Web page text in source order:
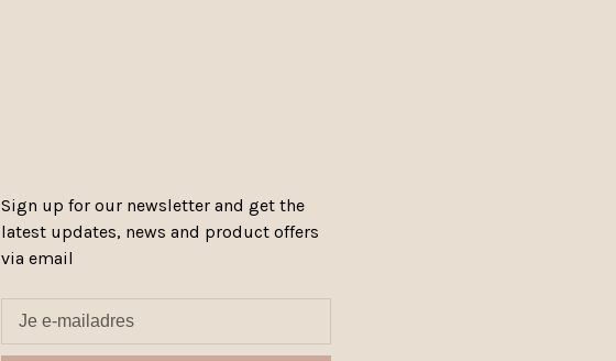
Sign up for our newsletter and get the
latest updates, news and product offers
via email